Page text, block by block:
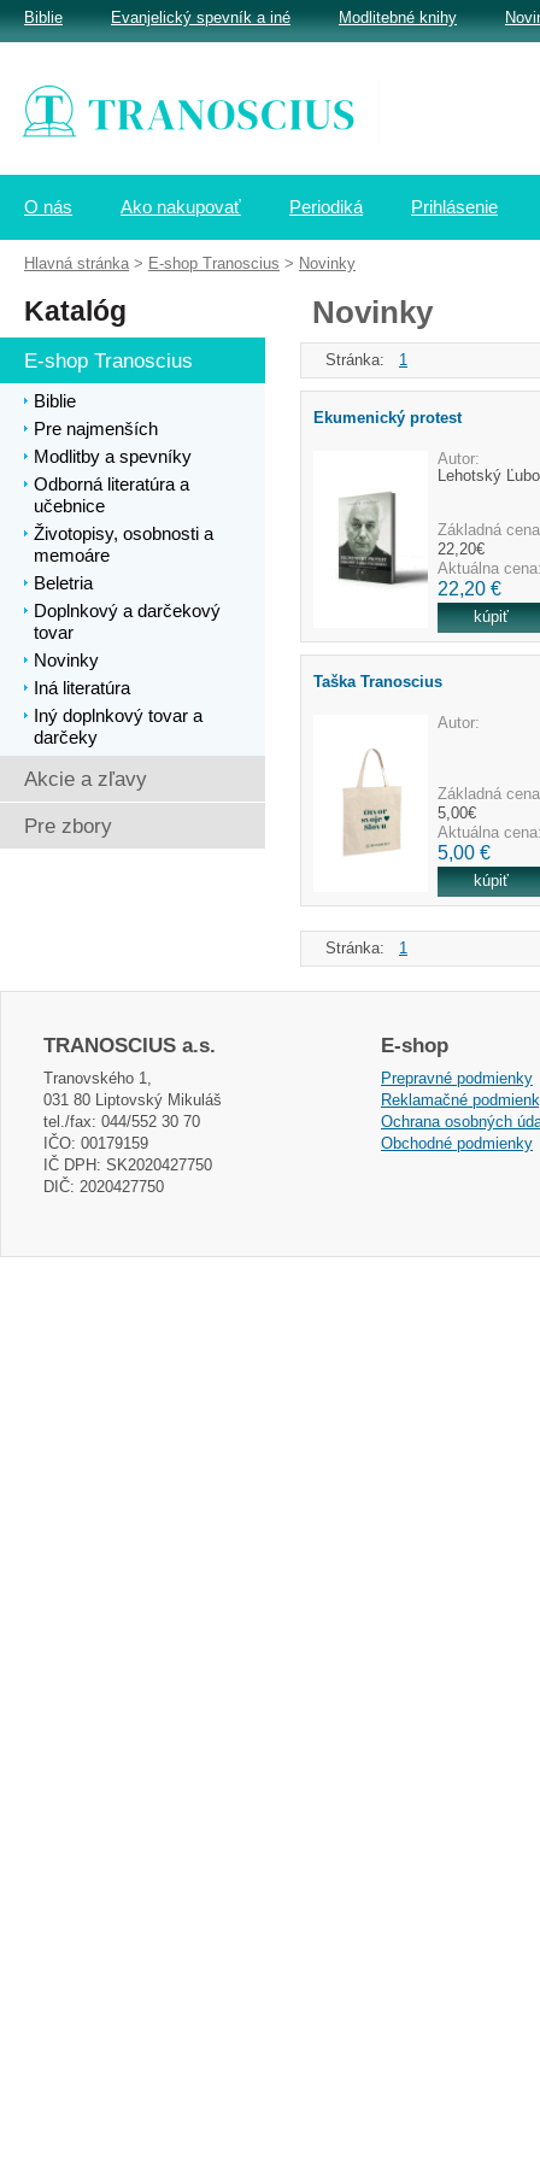
O nás Ako nakupovať Periodiká Prihlásenie
Novinky
Stránka: 1
Ekumenický protest
Autor:
Lehotský
Základná
22,20€
Aktuálna
22,20 €
Taška Tranoscius
Autor:
Základná
5,00€
Aktuálna
5,00 €
Stránka: 1
Katalóg
E-shop Tranoscius
Biblie
Pre najmenších
Modlitby a spevníky
Odborná literatúra a
učebnice
Životopisy, osobnosti a
memoáre
Beletria
Doplnkový a darčekový
tovar
Novinky
Iná literatúra
Iný doplnkový tovar a
darčeky
Akcie a zľavy
Pre zbory
TRANOSCIUS a.s.
Tranovského 1,
031 80 Liptovský Mikuláš
tel./fax: 044/552 30 70
IČO: 00179159
IČ DPH: SK2020427750
DIČ: 2020427750
E-shop
Prepravné podmienky
Reklamačné
Ochrana osobných
Obchodné podmienky
Biblie Evanjelický spevník a iné Modlitebné knihy
Hlavná stránka> E-shop Tranoscius > Novinky